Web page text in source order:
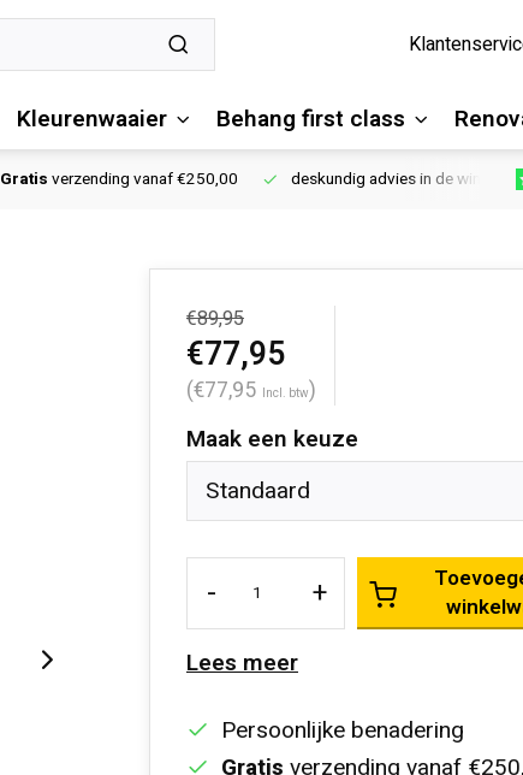
Kleurenwaaier Behang first class
Gratis verzending vanaf €250,00 deskundig advies in de winkel
€89,95
€77,95
(€77,95 Incl. btw)
Maak een keuze
Standaard
- +
Lees meer
Persoonlijke benadering
Gratis verzending vanaf